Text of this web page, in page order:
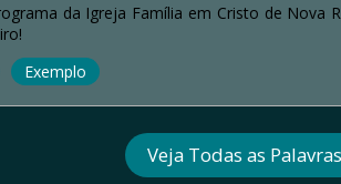
da Igreja Família em Cristo de Nova
Exemplo
Veja Todas as